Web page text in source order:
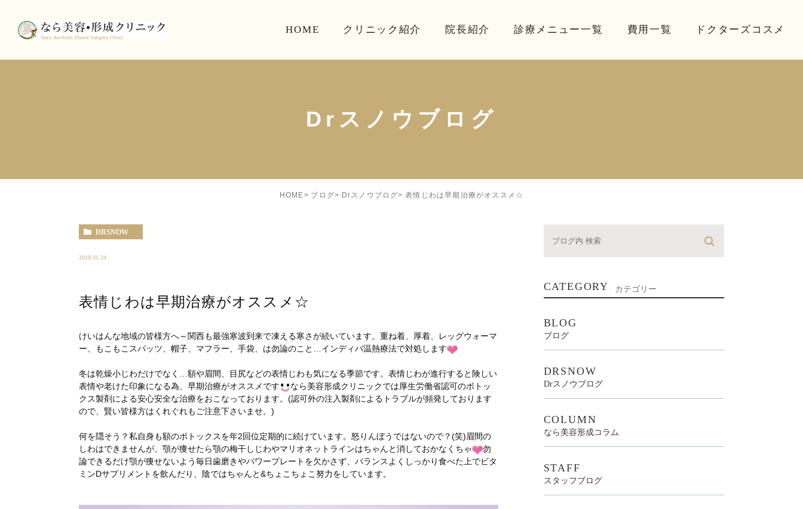
HOME クリニック紹介 院長紹介 診療メニュー一覧 費用一覧 ドクターズコスメ
Drスノウブログ
HOME ブログ Drスノウブログ 表情じわは早期治療がオススメ☆
DRSNOW
2018.01.24
表情じわは早期治療がオススメ☆
けいはんな地域の皆様方へ～関西も最強寒波到来で凍える寒さが続いています。重ね着、厚着、レッグウォーマ
ー、もこもこスパッツ、帽子、マフラー、手袋、は勿論のこと…インディバ温熱療法で対処します
冬は乾燥小じわだけでなく…額や眉間、目尻などの表情じわも気になる季節です。表情じわが進行すると険しい
表情や老けた印象になる為、早期治療がオススメです
なら美容形成クリニックでは厚生労働省認可のボトッ
クス製剤による安心安全な治療をおこなっております。(認可外の注入製剤によるトラブルが頻発しております
ので、賢い皆様方はくれぐれもご注意下さいませ。)
何を隠そう？私自身も額のボトックスを年2回位定期的に続けています。怒りんぼうではないので？(笑)眉間の
しわはできませんが、顎が痩せたら顎の梅干しじわやマリオネットラインはちゃんと消しておかなくちゃ
勿
論できるだけ顎が痩せないよう毎日歯磨きやパワープレートを欠かさず、バランスよくしっかり食べた上でビタ
ミンDサプリメントを飲んだり、陰ではちゃんと&ちょこちょこ努力をしています。
CATEGORY カテゴリー
BLOG
ブログ
DRSNOW
Drスノウブログ
COLUMN
なら美容形成コラム
STAFF
スタッフブログ